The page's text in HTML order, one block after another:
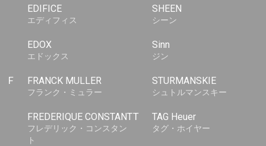
EDIFICE
エディフィス
EDOX
エドックス
F FRANCK MULLER
フランク・ミュラー
FREDERIQUE CONSTANT
フレデリック・コンスタン
ト
SHEEN
シーン
Sinn
ジン
STURMANSKIE
シュトルマンスキー
T TAG Heuer
タグ・ホイヤー